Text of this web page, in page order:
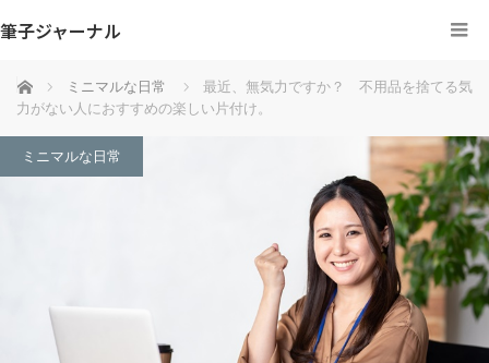
筆子ジャーナル
ホーム ミニマルな日常
最近、無気力ですか？ 不用品を捨てる気
力がない人におすすめの楽しい片付け。
ミニマルな日常